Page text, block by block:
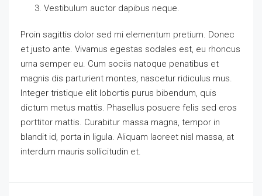
Vestibulum auctor dapibus neque.
Proin sagittis dolor sed mi elementum pretium. Donec
et justo ante. Vivamus egestas sodales est, eu rhoncus
urna semper eu. Cum sociis natoque penatibus et
magnis dis parturient montes, nascetur ridiculus mus.
Integer tristique elit lobortis purus bibendum, quis
dictum metus mattis. Phasellus posuere felis sed eros
porttitor mattis. Curabitur massa magna, tempor in
blandit id, porta in ligula. Aliquam laoreet nisl massa, at
interdum mauris sollicitudin et.